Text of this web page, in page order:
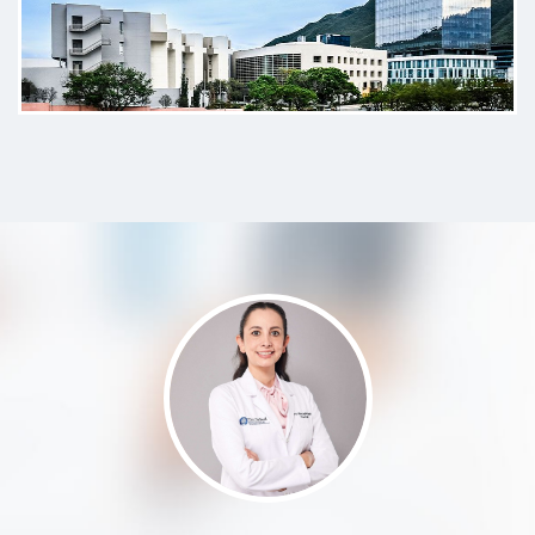
conocimientos
Trato excelente e instalaciones